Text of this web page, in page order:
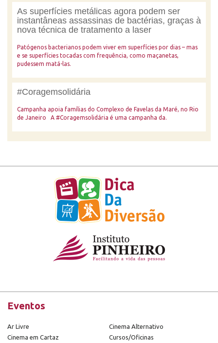
As superfícies metálicas agora podem ser
instantâneas assassinas de bactérias, graças à
nova técnica de tratamento a laser
Patógenos bacterianos podem viver em superfícies por dias – mas
e se superfícies tocadas com frequência, como maçanetas,
pudessem matá-las.
#Coragemsolidária
Campanha apoia famílias do Complexo de Favelas da Maré, no Rio
de Janeiro A #Coragemsolidária é uma campanha da.
Eventos
Ar Livre
Cinema Alternativo
Cinema em Cartaz
Cursos/Oficinas